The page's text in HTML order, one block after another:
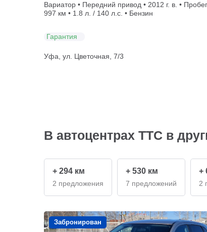
Вариатор • Передний привод • 2012 г. в. •
997 км • 1.8 л. / 140 л.с. • Бензин
Гарантия
Уфа, ул. Цветочная, 7/3
В автоцентрах ТТС в
+ 294 км
2 предложения
+ 530 км
7 предложений
+
2
Забронирован